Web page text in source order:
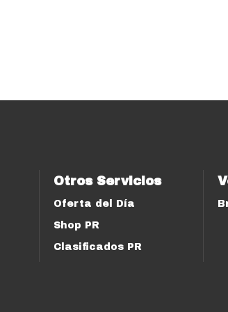
Otros Servicios
Oferta del Día
Shop PR
Clasificados PR